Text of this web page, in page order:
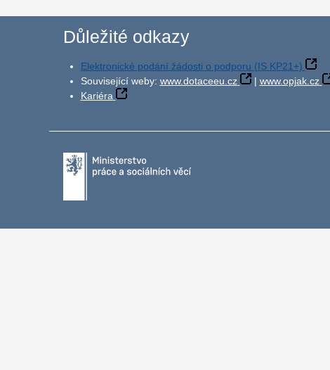
Důležité odkazy
Elektronické podání žádosti o podporu (IS KP21+)
Související weby: www.dotaceeu.cz | www.opjak.cz
Kariéra